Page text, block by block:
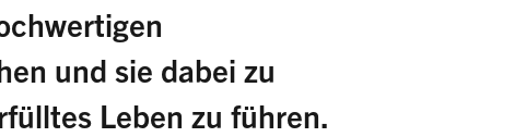
und sie dabei zu
Leben zu führen.